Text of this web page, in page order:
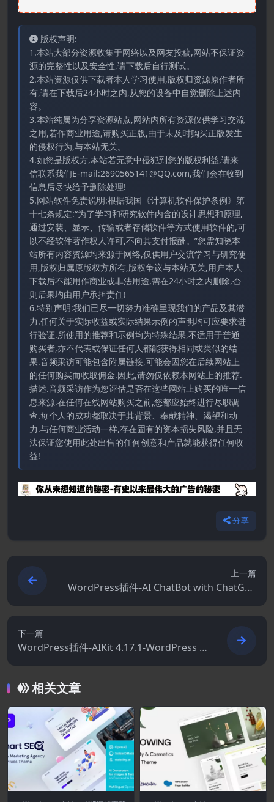
版权声明:
1.本站大部分资源收集于网络以及网友投稿,网站不保证资
源的完整性以及安全性,请下载后自行测试。
2.本站资源仅供下载者本人学习使用,版权归资源原作者所
有,请在下载后24小时之内,从您的设备中自觉删除上述内
容。
3.本站纯属为分享资源站点,网站内所有资源仅供学习交流
之用,若作商业用途,请购买正版,由于未及时购买正版发生
的侵权行为,与本站无关。
4.如您是版权方,本站若无意中侵犯到您的版权利益,请来
信联系我们E-mail:2690565141@QQ.com,我们会在收到
信息后尽快给予删除处理!
5.网站软件免责说明:根据我国《计算机软件保护条例》第
十七条规定:“为了学习和研究软件内含的设计思想和原理,
通过安装、显示、传输或者存储软件等方式使用软件的,可
以不经软件著作权人许可,不向其支付报酬。”您需知晓本
站所有内容资源均来源于网络,仅供用户交流学习与研究使
用,版权归属原版权方所有,版权争议与本站无关,用户本人
下载后不能用作商业或非法用途,需在24小时之内删除,否
则后果均由用户承担责任!
6.特别声明:我们已尽一切努力准确呈现我们的产品及其潜
力.任何关于实际收益或实际结果示例的声明均可应要求进
行验证.所使用的推荐和示例均为特殊结果,不适用于普通
购买者,亦不代表或保证任何人都能获得相同或类似的结
果.音频采访可能包含附属链接,可能会因您在后续网站上
的任何购买而收取佣金.因此,请勿仅依赖本网站上的推荐.
描述.音频采访作为您评估是否在这些网站上购买的唯一信
息来源.在任何在线网站购买之前,您都应始终进行尽职调
查.每个人的成功都取决于其背景、奉献精神、渴望和动
力.与任何商业活动一样,存在固有的资本损失风险,并且无
法保证您使用此处出售的任何创意和产品就能获得任何收
益!
分享
上一篇
WordPress插件-AI ChatBot with ChatGPT
12.7.6
下一篇
WordPress插件-AIKit 4.17.1-WordPress A
I自动编写器.聊天机器人.写作助手和内容重
相关文章